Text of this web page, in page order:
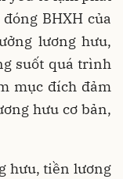
BHXH của
lương hưu,
suốt quá trình
mục đích đảm
hưu cơ bản,
hưu, tiền lương